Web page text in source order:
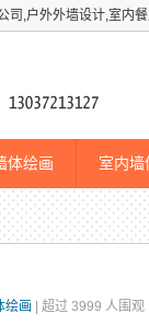
司,户外外墙设计,室内
体绘画 室内墙
绘画 | 超过 3999 人围观 |